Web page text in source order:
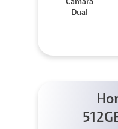
Cámara
Dual